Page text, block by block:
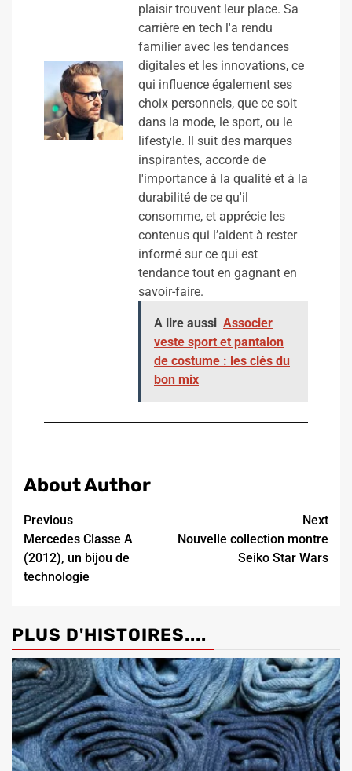
plaisir trouvent leur place. Sa
carrière en tech l'a rendu
familier avec les tendances
digitales et les innovations, ce
qui influence également ses
choix personnels, que ce soit
dans la mode, le sport, ou le
lifestyle. Il suit des marques
inspirantes, accorde de
l'importance à la qualité et à la
durabilité de ce qu'il
consomme, et apprécie les
contenus qui l’aident à rester
informé sur ce qui est
tendance tout en gagnant en
savoir-faire.
A lire aussi Associer
veste sport et pantalon
de costume : les clés du
bon mix
About Author
Continue
Reading
Previous
Mercedes Classe A
(2012), un bijou de
technologie
Next
Nouvelle collection montre
Seiko Star Wars
PLUS D'HISTOIRES....